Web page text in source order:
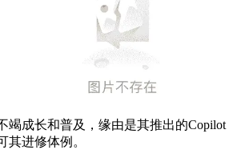
竭成长和普及，缘由是其推出的Copilot
其进修体例。